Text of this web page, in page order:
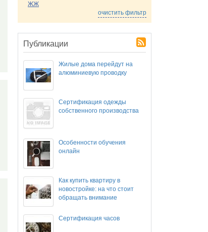
ЖЖ
очистить фильтр
Публикации
Жилые дома перейдут на
алюминиевую проводку
Сертификация одежды
собственного производства
Особенности обучения
онлайн
Как купить квартиру в
новостройке: на что стоит
обращать внимание
Сертификация часов